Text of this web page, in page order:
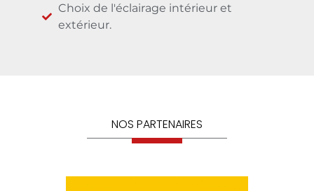
d'automatisation et de domotique.
Choix de l'éclairage intérieur et
NOS PARTENAIRES